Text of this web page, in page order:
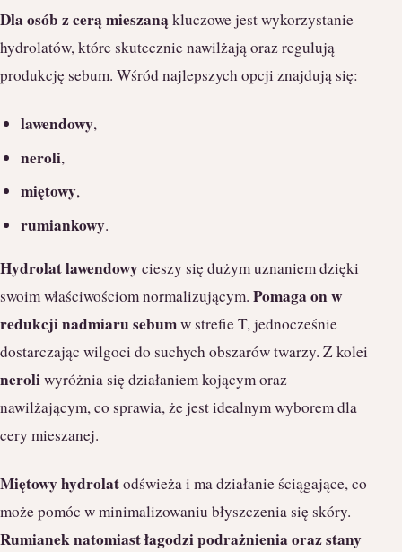
Dla osób z cerą mieszaną kluczowe jest wykorzystanie
hydrolatów, które skutecznie nawilżają oraz regulują
produkcję sebum. Wśród najlepszych opcji znajdują się:
lawendowy,
neroli,
miętowy,
rumiankowy.
Hydrolat lawendowycieszy się dużym uznaniem dzięki
swoim właściwościom normalizującym. Pomaga on w
redukcji nadmiaru sebumw strefie T, jednocześnie
dostarczając wilgoci do suchych obszarów twarzy. Z kolei
neroliwyróżnia się działaniem kojącym oraz
nawilżającym, co sprawia, że jest idealnym wyborem dla
cery mieszanej.
Miętowy hydrolatodświeża i ma działanie ściągające, co
może pomóc w minimalizowaniu błyszczenia się skóry.
Rumianek natomiast łagodzi podrażnienia oraz stany